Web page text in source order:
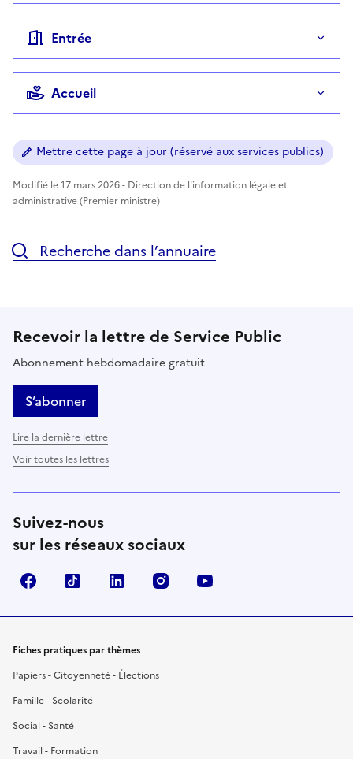
Entrée
Accueil
Mettre cette page à jour (réservé aux services publics)
Modifié le 17 mars 2026 - Direction de l'information légale et
administrative (Premier ministre)
Recherche dans l’annuaire
Recevoir la lettre de Service Public
Abonnement hebdomadaire gratuit
S’abonner
Lire la dernière lettre
Voir toutes les lettres
Suivez-nous
sur les réseaux sociaux
FacebookTikTok LinkedIn Instagram
Fiches pratiques par thèmes
Papiers - Citoyenneté - Élections
Famille - Scolarité
Social - Santé
Travail - Formation